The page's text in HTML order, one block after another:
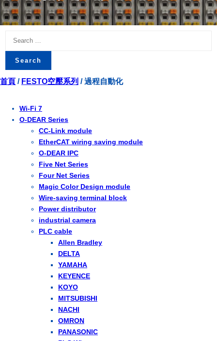
Search
for:
首頁 / FESTO空壓系列 / 過程自動化
Wi-Fi 7
O-DEAR Series
CC-Link module
EtherCAT wiring saving module
O-DEAR IPC
Five Net Series
Four Net Series
Magic Color Design module
Wire-saving terminal block
Power distributor
industrial camera
PLC cable
Allen Bradley
DELTA
YAMAHA
KEYENCE
KOYO
MITSUBISHI
NACHI
OMRON
PANASONIC